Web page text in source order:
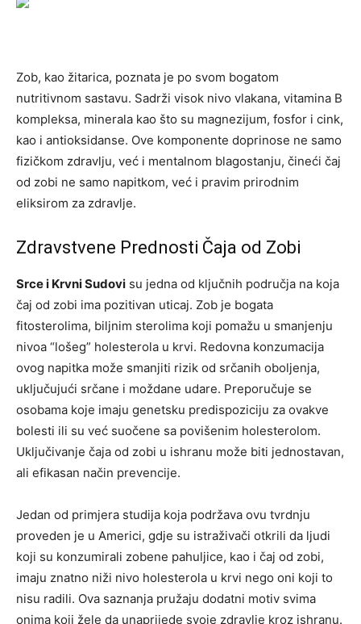
Zob, kao žitarica, poznata je po svom bogatom
nutritivnom sastavu. Sadrži visok nivo vlakana, vitamina B
kompleksa, minerala kao što su magnezijum, fosfor i cink,
kao i antioksidanse. Ove komponente doprinose ne samo
fizičkom zdravlju, već i mentalnom blagostanju, čineći čaj
od zobi ne samo napitkom, već i pravim prirodnim
eliksirom za zdravlje.
Zdravstvene Prednosti Čaja od Zobi
Srce i Krvni Sudovi su jedna od ključnih područja na koja
čaj od zobi ima pozitivan uticaj. Zob je bogata
fitosterolima, biljnim sterolima koji pomažu u smanjenju
nivoa “lošeg” holesterola u krvi. Redovna konzumacija
ovog napitka može smanjiti rizik od srčanih oboljenja,
uključujući srčane i moždane udare. Preporučuje se
osobama koje imaju genetsku predispoziciju za ovakve
bolesti ili su već suočene sa povišenim holesterolom.
Uključivanje čaja od zobi u ishranu može biti jednostavan,
ali efikasan način prevencije.
Jedan od primjera studija koja podržava ovu tvrdnju
proveden je u Americi, gdje su istraživači otkrili da ljudi
koji su konzumirali zobene pahuljice, kao i čaj od zobi,
imaju znatno niži nivo holesterola u krvi nego oni koji to
nisu radili. Ova saznanja pružaju dodatni motiv svima
onima koji žele da unaprijede svoje zdravlje kroz ishranu.